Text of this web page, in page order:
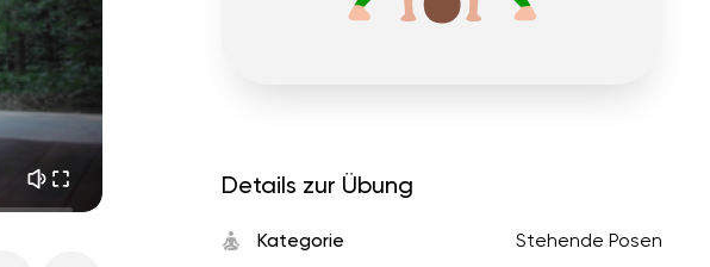
02:00
02:00
02:00
Details zur Übung
Kategorie Stehende Posen